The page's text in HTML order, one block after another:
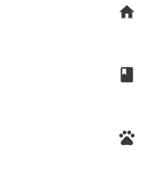
home
class
pets